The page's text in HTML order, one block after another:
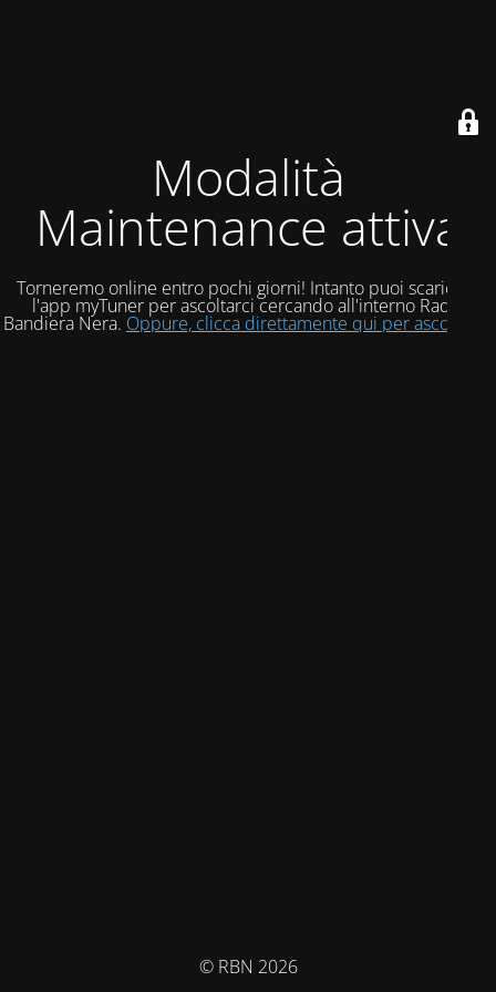
Modalità
Maintenance attiva
Torneremo online entro pochi giorni! Intanto puoi scaricare
l'app myTuner per ascoltarci cercando all'interno Radio
Bandiera Nera. Oppure, clicca direttamente qui per ascoltarci!
© RBN 2026